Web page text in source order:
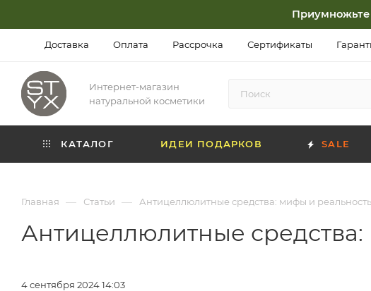
Приумножьте
Доставка Оплата Рассрочка Сертификаты
Интернет-магазин
натуральной косметики
КАТАЛОГ ИДЕИ ПОДАРКОВ SALE
Главная — Статьи — Антицеллюлитные средства: мифы и реальность
Антицеллюлитные
4 сентября 2024 14:03